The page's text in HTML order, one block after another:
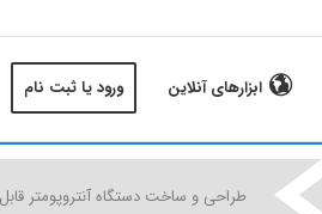
ابزارهای آنلاین ورود یا ثبت نام
| طراحی و ساخت دستگاه آنتروپومتر